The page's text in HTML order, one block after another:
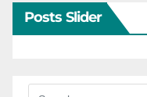
Posts Slider